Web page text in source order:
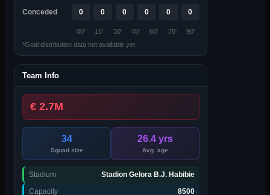
Conceded 0 0 0 0 0 0
00' 15' 30' 45' 60' 75'
90'
*Goal distribution data not available yet
Team Info
€ 2.7M
34
Squad size
26.4 yrs
Avg. age
Stadium
Stadion Gelora B.J. Habibie
Capacity
8500